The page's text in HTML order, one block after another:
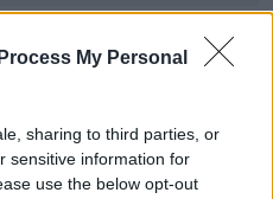
My Personal
sharing to third parties, or
sensitive information for
use the below opt-out
tarweglas, Pils wordt